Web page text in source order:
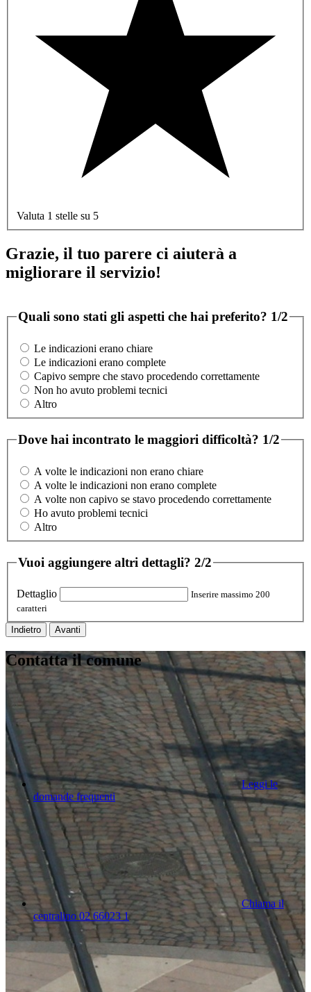
Valuta 1 stelle su 5
Grazie, il tuo parere ci aiuterà a
migliorare il servizio!
Quali sono stati gli aspetti che hai preferito? 1/2
Le indicazioni erano chiare
Le indicazioni erano complete
Capivo sempre che stavo procedendo correttamente
Non ho avuto problemi tecnici
Altro
Dove hai incontrato le maggiori difficoltà? 1/2
A volte le indicazioni non erano chiare
A volte le indicazioni non erano complete
A volte non capivo se stavo procedendo correttamente
Ho avuto problemi tecnici
Altro
Vuoi aggiungere altri dettagli? 2/2
Dettaglio
Inserire massimo 200
caratteri
Indietro Avanti
Contatta il comune
Leggi le
domande frequenti
Chiama il
centralino 02 66023 1